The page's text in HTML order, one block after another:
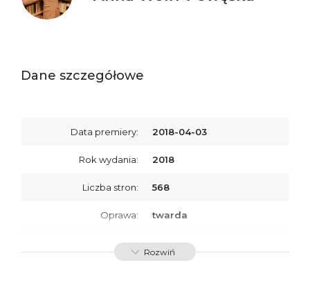
Dane szczegółowe
Data premiery: 2018-04-03
Rok wydania: 2018
Liczba stron: 568
Oprawa: twarda
ISBN 9788379768769
Rozwiń